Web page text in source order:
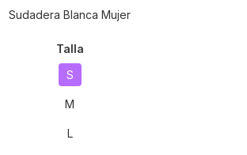
Sudadera Blanca Mujer
Talla
S
M
L